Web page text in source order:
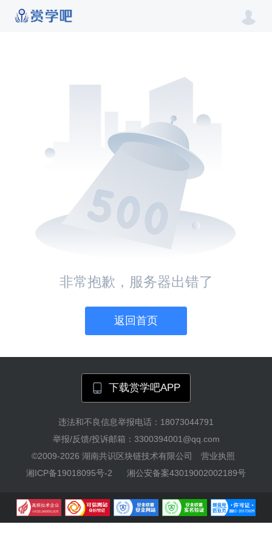
非常抱歉，服务器出错了
返回首页
下载赏学吧APP
违法和不良信息举报电话：18073044791
举报/反馈/投诉邮箱：3300394001@qq.com
©2009-2026 湖南共识区块链技术有限公司
营业执照
湘ICP备19018095号-2
湘公安备案43019002002189号